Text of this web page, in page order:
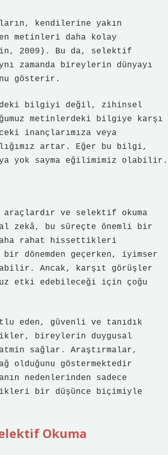
kendilerine yakın
metinleri daha kolay
2009). Bu da, selektif
zamanda bireylerin dünyayı
gösterir.
bilgiyi değil, zihinsel
metinlerdeki bilgiye karşı
inançlarımıza veya
artar. Eğer bu bilgi,
yok sayma eğilimimiz olabilir.
ve selektif okuma
zekâ, bu süreçte önemli bir
rahat hissettikleri
dönemden geçerken, iyimser
Ancak, karşıt görüşler
etki edebileceği için çoğu
eden, güvenli ve tanıdık
bireylerin duygusal
sağlar. Araştırmalar,
olduğunu göstermektedir
nedenlerinden sadece
bir düşünce biçimiyle
Okuma